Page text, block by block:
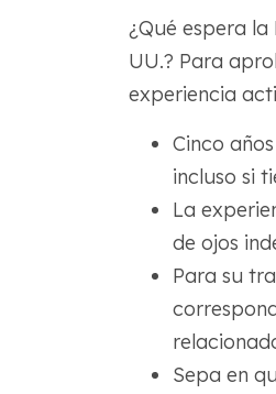
¿Qué espera
UU.? Para
experiencia
Cinco
incluso si
La
de ojos
Para su
Sepa en